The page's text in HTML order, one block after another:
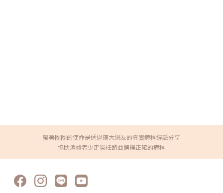
醫美圈圈的使命是透過廣大網友的真實療程經驗分享
協助消費者少走冤枉路並選擇正確的療程